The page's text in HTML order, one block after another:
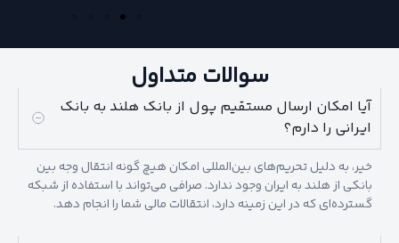
سوالات متداول
آیا امکان ارسال مستقیم پول از بانک هلند به بانک
ایرانی را دارم؟
خیر، به دلیل تحریم‌های بین‌المللی امکان هیچ گونه انتقال وجه بین
بانکی از هلند به ایران وجود ندارد. صرافی می‌تواند با استفاده از شبکه
گسترده‌ای که در این زمینه دارد، انتقالات مالی شما را انجام دهد.